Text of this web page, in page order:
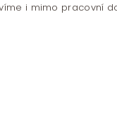
i mimo pracovní